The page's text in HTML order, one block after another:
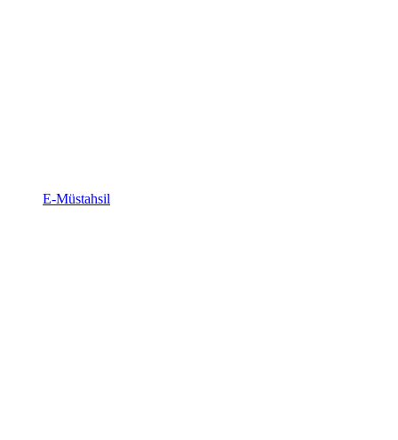
E-Müstahsil